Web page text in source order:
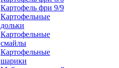
Картофель фри 9/9
Картофельные
дольки
Картофельные
смайлы
Картофельные
шарики